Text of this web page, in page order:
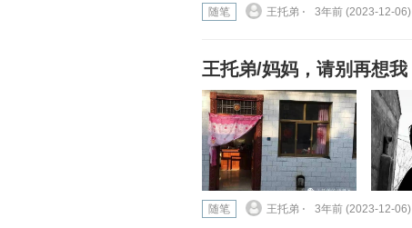
随笔 王托弟 ⋅ 3年前 (2023-12-06)
王托弟/妈妈，请别再想我
随笔 王托弟 ⋅ 3年前 (2023-12-06)